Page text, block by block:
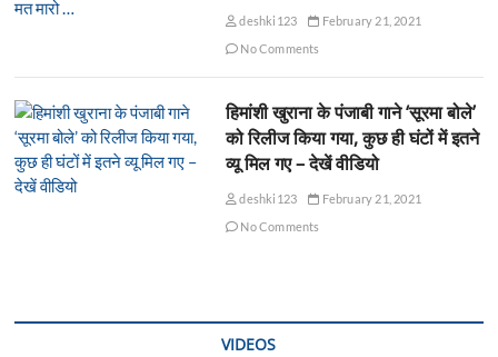
deshki123
February 21, 2021
No Comments
हिमांशी खुराना के पंजाबी गाने ‘सूरमा बोले’
को रिलीज किया गया, कुछ ही घंटों में इतने
व्यू मिल गए – देखें वीडियो
deshki123
February 21, 2021
No Comments
VIDEOS